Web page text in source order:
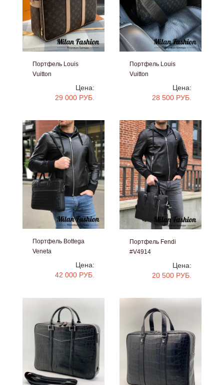
Портфель Louis
Vuitton
Цена:
29 000 РУБ.
Портфель Louis
Vuitton
Цена:
28 500 РУБ.
Портфель Bottega
Veneta
Цена:
42 000 РУБ.
Портфель Fendi
#V4914
Цена:
20 500 РУБ.